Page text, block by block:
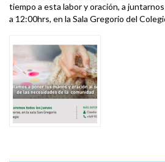
tiempo a esta labor y oración, a
a 12:00hrs, en la Sala Gregorio del